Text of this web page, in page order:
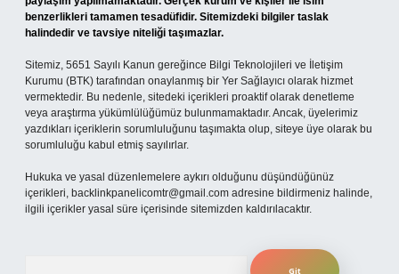
benzerlikleri tamamen tesadüfidir. Sitemizdeki bilgiler taslak
halindedir ve tavsiye niteliği taşımazlar.
Sitemiz, 5651 Sayılı Kanun gereğince Bilgi Teknolojileri ve İletişim
Kurumu (BTK) tarafından onaylanmış bir Yer Sağlayıcı olarak hizmet
vermektedir. Bu nedenle, sitedeki içerikleri proaktif olarak denetleme
veya araştırma yükümlülüğümüz bulunmamaktadır. Ancak, üyelerimiz
yazdıkları içeriklerin sorumluluğunu taşımakta olup, siteye üye olarak bu
sorumluluğu kabul etmiş sayılırlar.
Hukuka ve yasal düzenlemelere aykırı olduğunu düşündüğünüz
içerikleri, backlinkpanelicomtr@gmail.com adresine bildirmeniz halinde,
ilgili içerikler yasal süre içerisinde sitemizden kaldırılacaktır.